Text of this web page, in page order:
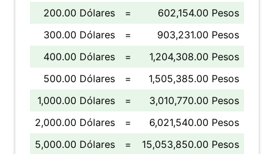
200.00 Dólares
=
602,154.00 Pesos
300.00 Dólares
=
903,231.00 Pesos
400.00 Dólares
=
1,204,308.00 Pesos
500.00 Dólares
=
1,505,385.00 Pesos
1,000.00 Dólares
=
3,010,770.00 Pesos
2,000.00 Dólares
=
6,021,540.00 Pesos
5,000.00 Dólares
= 15,053,850.00 Pesos